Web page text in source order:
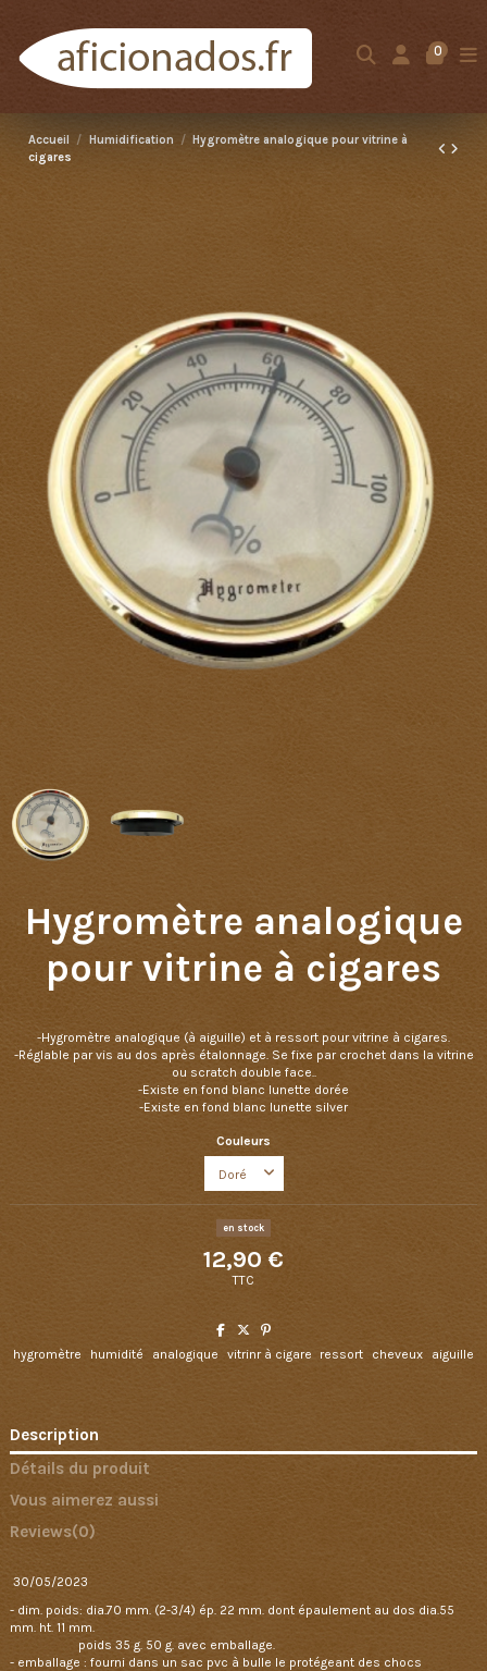
0
Accueil Humidification
Hygromètre analogique pour vitrine à
cigares
Hygromètre analogique
pour vitrine à cigares
-Hygromètre analogique (à aiguille) et à ressort pour vitrine à cigares.
-Réglable par vis au dos après étalonnage. Se fixe par crochet dans la vitrine
ou scratch double face..
-Existe en fond blanc lunette dorée
-Existe en fond blanc lunette silver
Couleurs
en stock
12,90 €
TTC
hygromètre humidité analogique vitrinr à cigare ressort cheveux aiguille
Description
Détails du produit
Vous aimerez aussi
Reviews(0)
30/05/2023
- dim. poids: dia.70 mm. (2-3/4) ép. 22 mm. dont épaulement au dos dia.55
mm. ht. 11 mm.
poids 35 g. 50 g. avec emballage.
- emballage : fourni dans un sac pvc à bulle le protégeant des chocs